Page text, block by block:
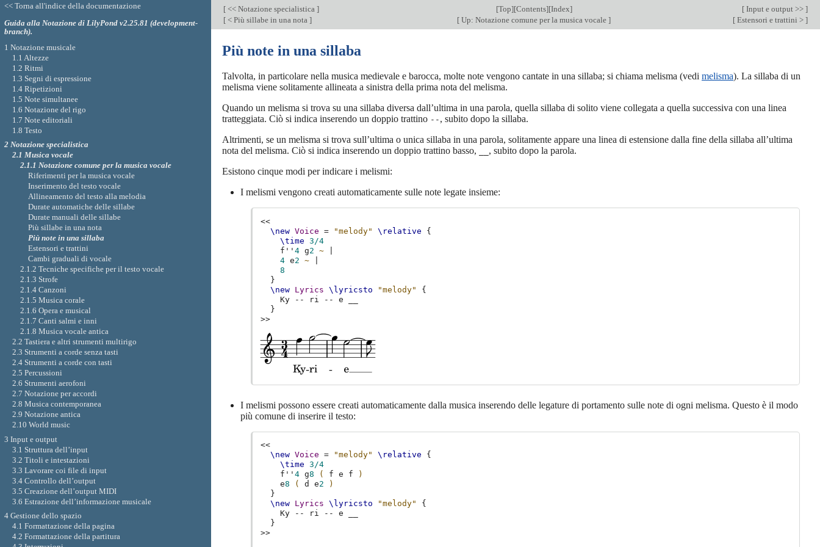
[ << Notazione specialistica ] [Top][Contents][Index] [ Input e output >> ]
[ < Più sillabe in una nota ] [ Up: Notazione comune per la musica vocale ] [ Estensori e trattini > ]
Più note in una sillaba
Talvolta, in particolare nella musica medievale e barocca, molte note vengono cantate in una sillaba; si chiama melisma (vedi melisma). La sillaba di un
melisma viene solitamente allineata a sinistra della prima nota del melisma.
Quando un melisma si trova su una sillaba diversa dall’ultima in una parola, quella sillaba di solito viene collegata a quella successiva con una linea
tratteggiata. Ciò si indica inserendo un doppio trattino -- , subito dopo la sillaba.
Altrimenti, se un melisma si trova sull’ultima o unica sillaba in una parola, solitamente appare una linea di estensione dalla fine della sillaba all’ultima
nota del melisma. Ciò si indica inserendo un doppio trattino basso,
, subito dopo la parola.
Esistono cinque modi per indicare i melismi:
I melismi vengono creati automaticamente sulle note legate insieme:
<<
\new Voice = "melody" \relative
{
\time
3/4
f''4 g2 ~
4 e2 ~
8
}
\new Lyrics \lyricsto "melody"
{
Ky
-- ri -- e
}
>>
I melismi possono essere creati automaticamente dalla musica inserendo delle legature di portamento sulle note di ogni melisma. Questo è il modo
più comune di inserire il testo:
<<
\new Voice = "melody" \relative
{
\time
3/4
f''4 g8 ( f e f
)
e8 ( d e2
)
}
\new Lyrics \lyricsto "melody"
{
Ky
-- ri -- e
}
>>
<< Torna all'indice della documentazione
Guida alla Notazione di LilyPond v2.25.81 (development-
branch).
1 Notazione musicale
1.1 Altezze
1.2 Ritmi
1.3 Segni di espressione
1.4 Ripetizioni
1.5 Note simultanee
1.6 Notazione del rigo
1.7 Note editoriali
1.8 Testo
2 Notazione specialistica
2.1 Musica vocale
2.1.1 Notazione comune per la musica vocale
Riferimenti per la musica vocale
Inserimento del testo vocale
Allineamento del testo alla melodia
Durate automatiche delle sillabe
Durate manuali delle sillabe
Più sillabe in una nota
Più note in una sillaba
Estensori e trattini
Cambi graduali di vocale
2.1.2 Tecniche specifiche per il testo vocale
2.1.3 Strofe
2.1.4 Canzoni
2.1.5 Musica corale
2.1.6 Opera e musical
2.1.7 Canti salmi e inni
2.1.8 Musica vocale antica
2.2 Tastiera e altri strumenti multirigo
2.3 Strumenti a corde senza tasti
2.4 Strumenti a corde con tasti
2.5 Percussioni
2.6 Strumenti aerofoni
2.7 Notazione per accordi
2.8 Musica contemporanea
2.9 Notazione antica
2.10 World music
3 Input e output
3.1 Struttura dell’input
3.2 Titoli e intestazioni
3.3 Lavorare coi file di input
3.4 Controllo dell’output
3.5 Creazione dell’output MIDI
3.6 Estrazione dell’informazione musicale
4 Gestione dello spazio
4.1 Formattazione della pagina
4.2 Formattazione della partitura